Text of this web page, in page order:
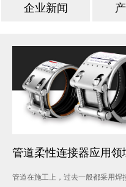
企业新闻
管道柔性连接器应用领
管道在施工上，过去一般都采用焊